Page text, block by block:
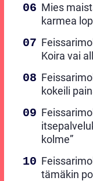
Mies
karmea
Koira vai
kokeili
kolme”
tämäkin